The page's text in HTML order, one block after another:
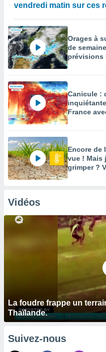
vendredi matin sur ces
Orages à
de
prévisions
Canicule :
France
Encore de
vue ! Mais
grimper ?
Vidéos
La foudre frappe un
Thaïlande.
Suivez-nous